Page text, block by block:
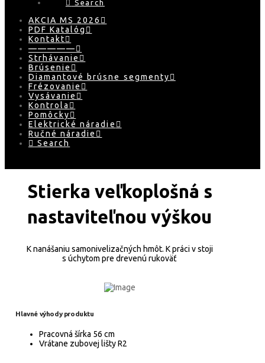
Search
AKCIA MS 2026
PDF Katalóg
Kontakt
—————
Strhávanie
Brúsenie
Diamantové brúsne segmenty
Frézovanie
Vysávanie
Kontrola
Pomôcky
Elektrické náradie
Ručné náradie
Search
Stierka veľkoplošná s
nastaviteľnou výškou
K nanášaniu samonivelizačných hmôt. K práci v stoji
s úchytom pre drevenú rukoväť
Hlavné výhody produktu
Pracovná šírka 56 cm
Vrátane zubovej lišty R2